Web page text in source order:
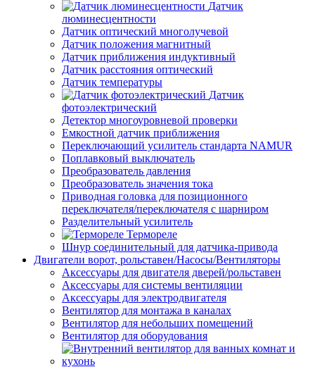
Датчик
люминесцентности
Датчик оптический многолучевой
Датчик положения магнитный
Датчик приближения индуктивный
Датчик расстояния оптический
Датчик температуры
Датчик
фотоэлектрический
Детектор многоуровневой проверки
Емкостной датчик приближения
Переключающий усилитель стандарта NAMUR
Поплавковый выключатель
Преобразователь давления
Преобразователь значения тока
Приводная головка для позиционного
переключателя/переключателя с шарниром
Разделительный усилитель
Термореле
Шнур соединительный для датчика-привода
Двигатели ворот, рольставен/Насосы/Вентиляторы
Аксессуары для двигателя дверей/рольставен
Аксессуары для системы вентиляции
Аксессуары для электродвигателя
Вентилятор для монтажа в каналах
Вентилятор для небольших помещений
Вентилятор для оборудования